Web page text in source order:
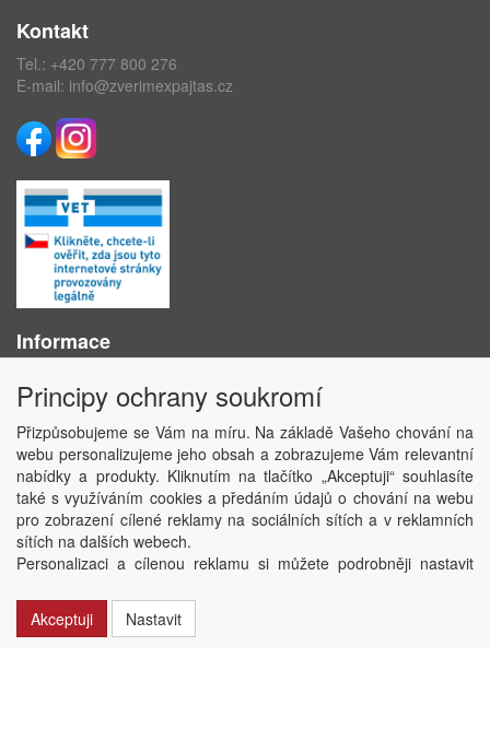
Kontakt
Tel.: +420 777 800 276
E-mail: info@zverimexpajtas.cz
Informace
Obchodní podmínky
Ochrana osobních údajů
Kontakt
Losování účtenek
Aktuality
Nastavení soukromí
Copyright © ABRA Software a.s. 2020
Principy ochrany soukromí
Přizpůsobujeme se Vám na míru. Na základě Vašeho chování na
webu personalizujeme jeho obsah a zobrazujeme Vám relevantní
nabídky a produkty. Kliknutím na tlačítko „Akceptuji“ souhlasíte
také s využíváním cookies a předáním údajů o chování na webu
pro zobrazení cílené reklamy na sociálních sítích a v reklamních
sítích na dalších webech.
Personalizaci a cílenou reklamu si můžete podrobněji nastavit
Akceptuji
Nastavit